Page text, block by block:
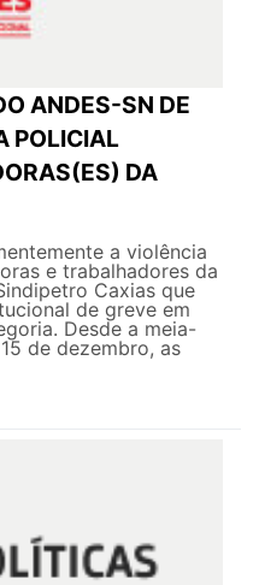
ANDES-SN DE
POLICIAL
DA
a violência
e trabalhadores da
Caxias que
de greve em
Desde a meia-
de dezembro, as